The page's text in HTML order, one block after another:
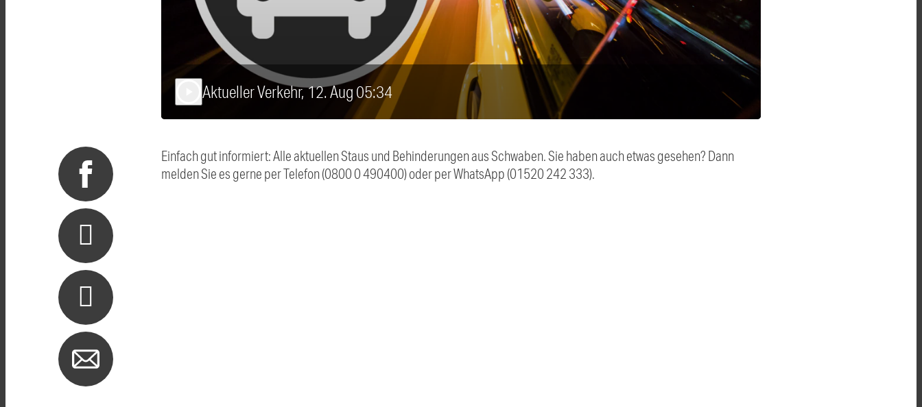
Aktueller Verkehr, 12. Aug 05:34
Einfach gut informiert: Alle aktuellen Staus und Behinderungen aus Schwaben. Sie haben auch etwas gesehen? Dann
melden Sie es gerne per Telefon (0800 0 490400) oder per WhatsApp (01520 242 333).